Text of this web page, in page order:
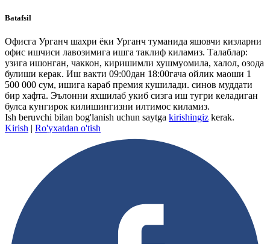
Batafsil
Офисга Урганч шахри ёки Урганч туманида яшовчи кизларни
офис ишчиси лавозимига ишга таклиф киламиз. Талаблар:
узига ишонган, чаккон, киришимли хушмуомила, халол, озода
булиши керак. Иш вакти 09:00дан 18:00гача ойлик маоши 1
500 000 сум, ишига караб премия кушилади. синов муддати
бир хафта. Эълонни яхшилаб укиб сизга иш тугри келадиган
булса кунгирок килишингизни илтимос киламиз.
Ish beruvchi bilan bog'lanish uchun saytga kirishingiz kerak.
Kirish | Ro'yxatdan o'tish